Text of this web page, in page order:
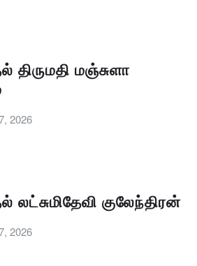
மஞ்சுளா
2026
குலேந்திரன்
2026